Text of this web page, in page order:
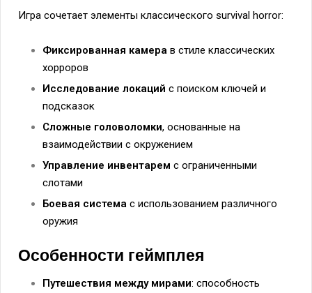
Игра сочетает элементы классического survival horror:
Фиксированная камера в стиле классических
хорроров
Исследование локаций с поиском ключей и
подсказок
Сложные головоломки, основанные на
взаимодействии с окружением
Управление инвентарем с ограниченными
слотами
Боевая система с использованием различного
оружия
Особенности геймплея
Путешествия между мирами: способность